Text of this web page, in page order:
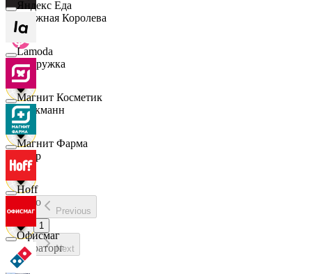
Снежная Королева
Подружка
Стокманн
Cпар
demo
Мираторг
Яндекс Еда
Lamoda
Магнит Косметик
Магнит Фарма
Hoff
Офисмаг
Previous
1
Next